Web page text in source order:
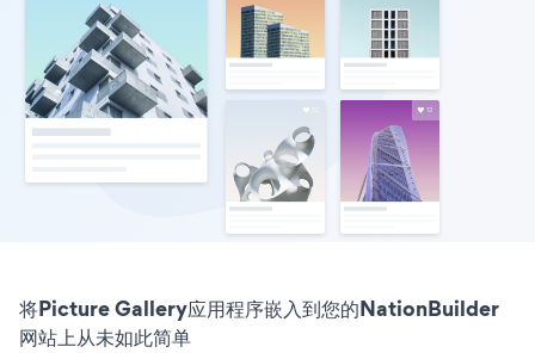
将Picture Gallery应用程序嵌入到您的NationBuilder
网站上从未如此简单